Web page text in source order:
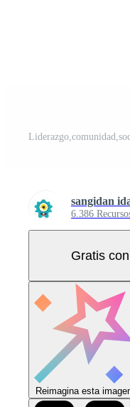
sangidan
6.386
Gratis
Reimagina esta